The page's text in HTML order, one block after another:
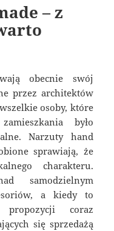
– z
obecnie swój
przez architektów
osoby, które
było
Narzuty hand
sprawiają, że
charakteru.
samodzielnym
a kiedy to
coraz
się sprzedażą